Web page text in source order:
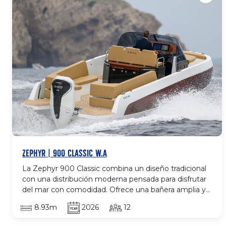
ZEPHYR | 900 CLASSIC W.A
La Zephyr 900 Classic combina un diseño tradicional
con una distribución moderna pensada para disfrutar
del mar con comodidad. Ofrece una bañera amplia y
bien organizada, solárium en proa, asientos
confortables y un acabado de gran calidad que realza
8.93m 2026 12